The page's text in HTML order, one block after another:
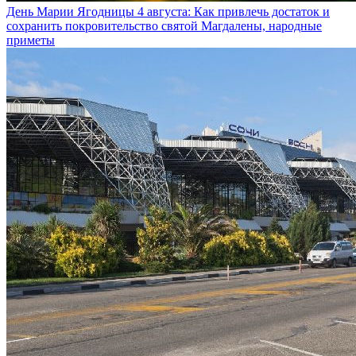
День Марии Ягодницы 4 августа: Как привлечь достаток и
сохранить покровительство святой Магдалены, народные
приметы